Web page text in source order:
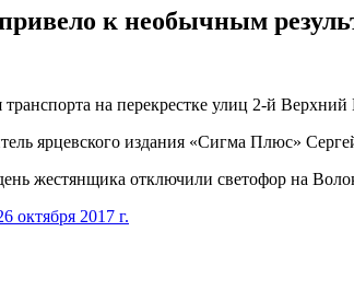
к необычным
на перекрестке улиц 2-й
ярцевского издания «Сигма Плюс»
жестянщика отключили светофор на
октября 2017 г.